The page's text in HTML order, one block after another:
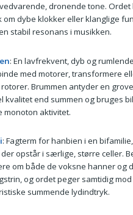
dronende tone.
om dybe klokker eller klanglige
stabil resonans i musikken.
: En lavfrekvent, dyb og
med motorer, transformere
Brummen antyder en
kvalitet end summen og bruges
monoton aktivitet.
: Fagterm for hanbien i en
opstår i særlige, større celler.
om både de voksne hanner og
og ordet peger samtidig
summende lydindtryk.